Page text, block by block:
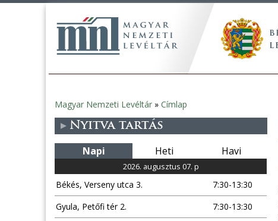
Jelenlegi
hely
Magyar Nemzeti Levéltár » Címlap
Nyitva tartás
Napi Heti Havi
2026. augusztus 07. p
Békés, Verseny utca 3.
7:30-13:30
Gyula, Petőfi tér 2.
7:30-13:30